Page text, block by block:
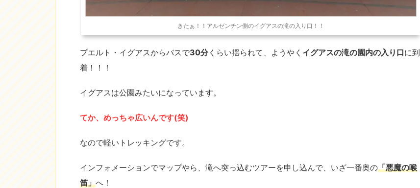
きたぁ！！アルゼンチン側のイグアスの滝の入り口！！
プエルト・イグアスからバスで30分くらい揺られて、ようやく イグアスの滝の園内の入り口に到
着！！！
イグアスは公園みたいになっています。
てか、めっちゃ広いんです(笑)
なので軽いトレッキングです。
インフォメーションでマップやら、滝へ突っ込むツアーを申し込んで、いざ一番奥の「悪魔の喉
笛」へ！